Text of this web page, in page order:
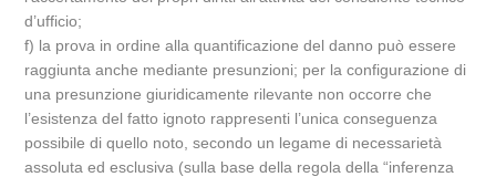
d’ufficio;
f) la prova in ordine alla quantificazione del danno può essere
raggiunta anche mediante presunzioni; per la configurazione di
una presunzione giuridicamente rilevante non occorre che
l’esistenza del fatto ignoto rappresenti l’unica conseguenza
possibile di quello noto, secondo un legame di necessarietà
assoluta ed esclusiva (sulla base della regola della “inferenza